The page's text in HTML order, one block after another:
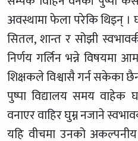
अवस्थामा फेला परेकि थिइन् ।
सितल, शान्त र सोझी
निर्णय गर्लिन भन्ने विषयमा
शिक्षकले विश्वासै गर्न सकेका
पुष्पा विद्यालय समय वाहेक
वनाएर वाहिर घुम्न नजाने
यहि वीचमा उनको